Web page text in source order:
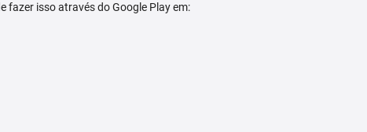
fazer isso através do Google Play em: